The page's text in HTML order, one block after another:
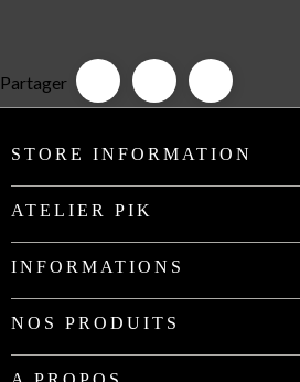
Partager
STORE INFORMATION
ATELIER PIK
INFORMATIONS
NOS PRODUITS